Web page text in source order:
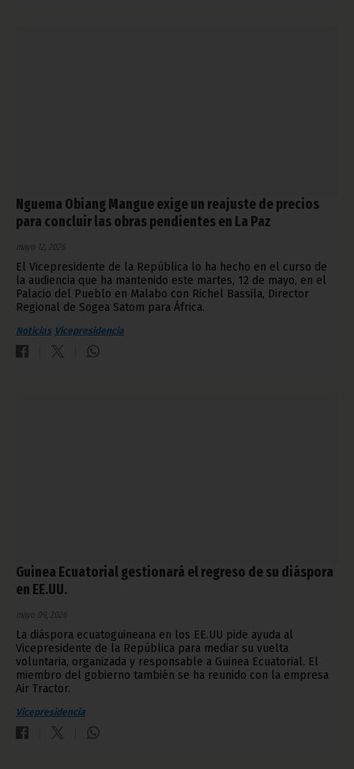
Nguema Obiang Mangue exige un reajuste de precios
para concluir las obras pendientes en La Paz
mayo 12, 2026
El Vicepresidente de la República lo ha hecho en el curso de
la audiencia que ha mantenido este martes, 12 de mayo, en el
Palacio del Pueblo en Malabo con Richel Bassila, Director
Regional de Sogea Satom para África.
Noticias Vicepresidencia
Guinea Ecuatorial gestionará el regreso de su diáspora
en EE.UU.
mayo 09, 2026
La diáspora ecuatoguineana en los EE.UU pide ayuda al
Vicepresidente de la República para mediar su vuelta
voluntaria, organizada y responsable a Guinea Ecuatorial. El
miembro del gobierno también se ha reunido con la empresa
Air Tractor.
Vicepresidencia